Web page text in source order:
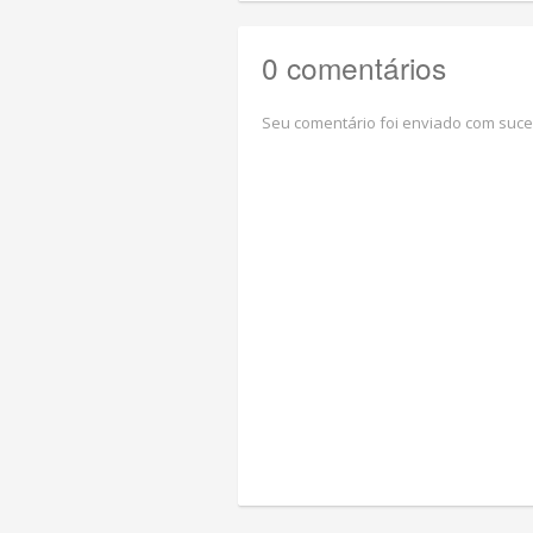
0 comentários
Seu comentário foi enviado com